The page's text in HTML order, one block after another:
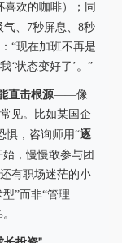
欢的咖啡）；同
、7秒屏息、8秒
“现在加班不再是
‘状态变好了’。”
直击根源——像
见。比如某国企
惧，咨询师用“逐
，慢慢敢参与团
有职场迷茫的小
”而非“管理